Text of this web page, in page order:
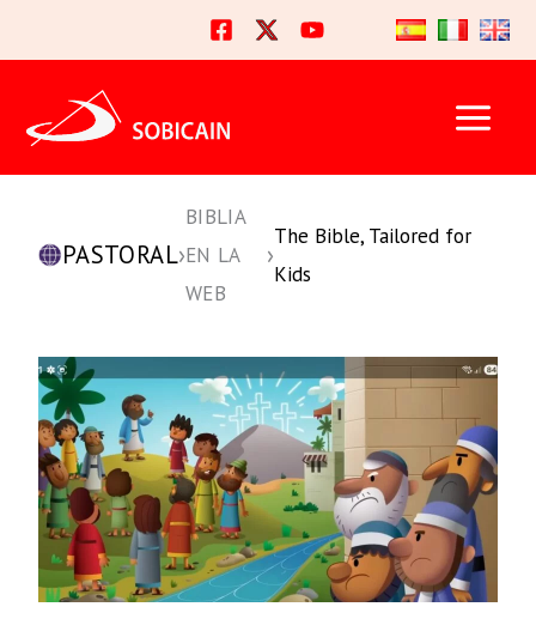
al
contenido
PASTORAL›
BIBLIA
EN LA
WEB
›
The Bible, Tailored for
Kids